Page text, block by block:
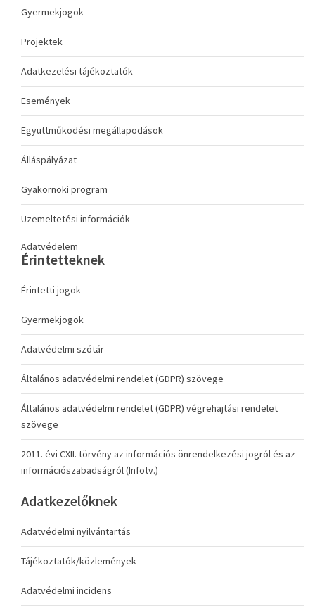
Gyermekjogok
Projektek
Adatkezelési tájékoztatók
Események
Együttműködési megállapodások
Álláspályázat
Gyakornoki program
Üzemeltetési információk
Adatvédelem
Érintetteknek
Érintetti jogok
Gyermekjogok
Adatvédelmi szótár
Általános adatvédelmi rendelet (GDPR) szövege
Általános adatvédelmi rendelet (GDPR) végrehajtási rendelet
szövege
2011. évi CXII. törvény az információs önrendelkezési jogról és az
információszabadságról (Infotv.)
Adatkezelőknek
Adatvédelmi nyilvántartás
Tájékoztatók/közlemények
Adatvédelmi incidens